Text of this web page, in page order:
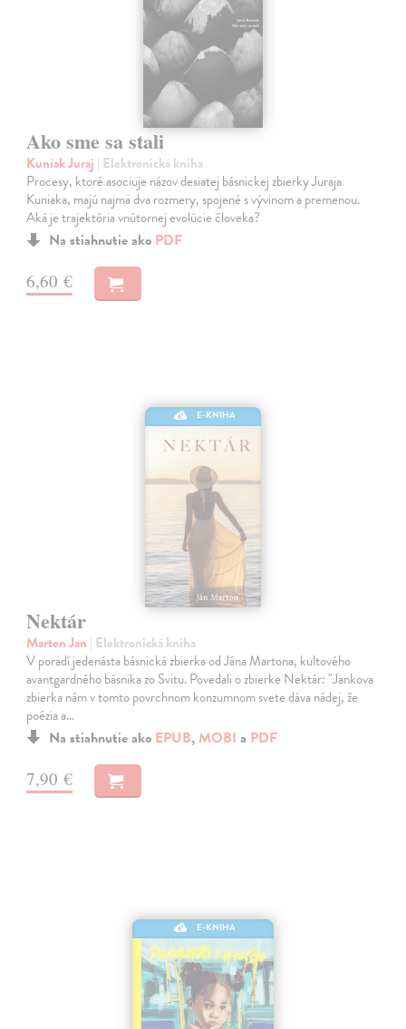
Ako sme sa stali
Kuniak Juraj | Elektronická kniha
Procesy, ktoré asociuje názov desiatej básnickej zbierky Juraja
Kuniaka, majú najmä dva rozmery, spojené s vývinom a premenou.
Aká je trajektória vnútornej evolúcie človeka?
Na stiahnutie ako PDF
6,60 €
E-KNIHA
Nektár
Marton Jan | Elektronická kniha
V poradí jedenásta básnická zbierka od Jána Martona, kultového
avantgardného básnika zo Svitu. Povedali o zbierke Nektár: "Jankova
zbierka nám v tomto povrchnom konzumnom svete dáva nádej, že
poézia a…
Na stiahnutie ako EPUB, MOBI a PDF
7,90 €
E-KNIHA